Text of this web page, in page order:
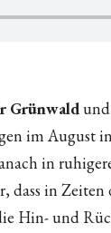
Grünwald
im August
in
dass in Zeiten
Hin- und